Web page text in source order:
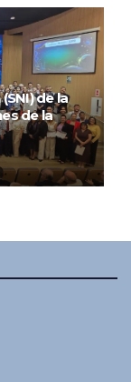
de la
de la